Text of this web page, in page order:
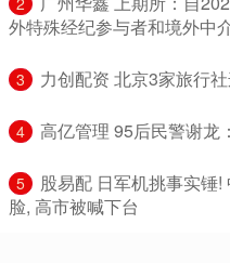
外特殊经纪参与者和境外中
3 力创配资 北京3家旅行
4 高亿管理 95后民警谢龙
5
股易配 日军机挑事实锤
脸, 高市被喊下台